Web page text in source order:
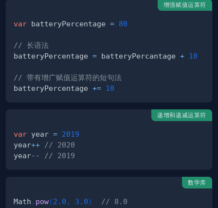
增强赋值运算符
var batteryPercentage = 80
// 长语法
batteryPercentage = batteryPercantage + 10
// 带有增广赋值运算符的短句法
batteryPercentage += 10
递增和递减运算符
var year = 2019
year++
// 2020
year-- // 2019
数学库
Math . pow(2.0 , 3.0)
// 8.0